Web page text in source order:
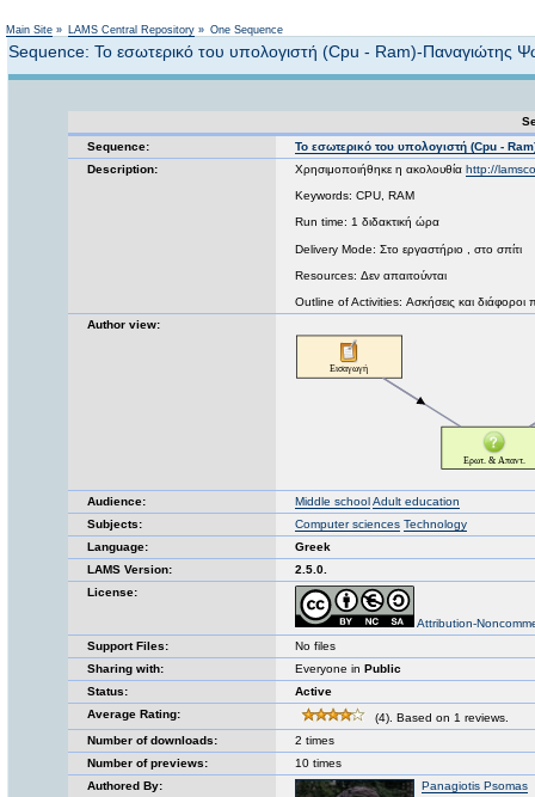
Main Site » LAMS Central Repository » One Sequence
Sequence: Το εσωτερικό του υπολογιστή (Cpu - Ram)-Παναγιώτης
Sequence:
Το εσωτερικό του υπολογιστή (Cpu -
Description:
Χρησιμοποιήθηκε η ακολουθία http://
Keywords: CPU, RAM
Run time: 1 διδακτική ώρα
Delivery Mode: Στο εργαστήριο , στο σπίτι
Resources: Δεν απαιτούνται
Outline of Activities: Ασκήσεις και διάφοροι
Author view:
Audience: Middle schoolAdult education
Subjects:
Computer sciences Technology
Language:
Greek
LAMS Version:
2.5.0.
License:
Attribution-
Support Files:
No files
Sharing with:
Everyone in Public
Status:
Active
Average Rating:
(4). Based on 1 reviews.
Number of downloads:
2 times
Number of previews:
10 times
Authored By:
Panagiotis Psomas